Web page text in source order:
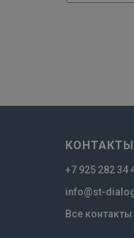
КОНТАКТЫ
+7 925 282 34
info@st-
Все контакты